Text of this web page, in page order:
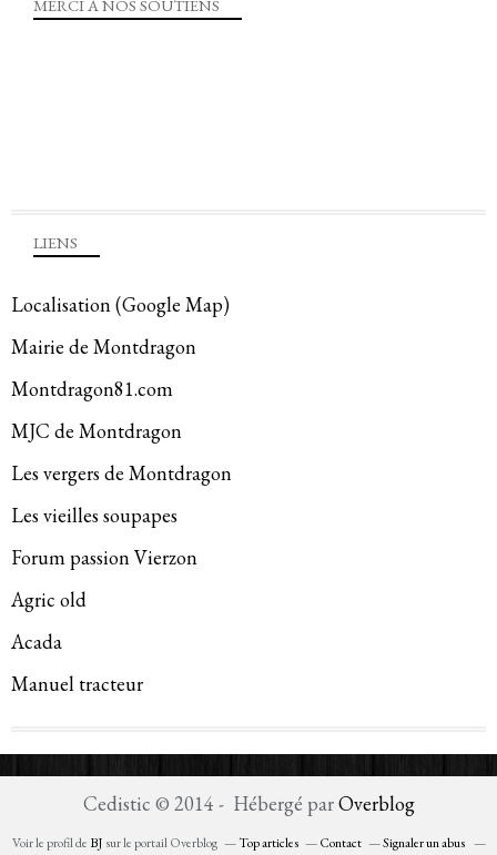
LIENS
Localisation (Google Map)
Mairie de Montdragon
Montdragon81.com
MJC de Montdragon
Les vergers de Montdragon
Les vieilles soupapes
Forum passion Vierzon
Agric old
Acada
Manuel tracteur
MERCI A NOS SOUTIENS
Cedistic © 2014 - Hébergé parOverblog
Voir le profil de BJ sur le portail Overblog Top articles Contact Signaler un abus